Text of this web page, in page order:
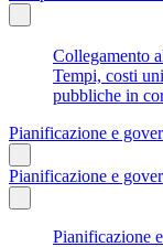
Collegamento
Tempi, costi
pubbliche in
Pianificazione e
Pianificazione e
Pianificazione